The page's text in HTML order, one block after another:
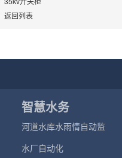
返回列表
智慧水务
河道水库水雨情自动监
测系统
水厂自动化